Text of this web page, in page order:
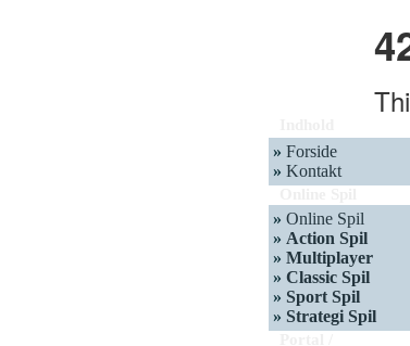
» Forside
» Kontakt
» Online Spil
» Action Spil
» Multiplayer
» Classic Spil
» Sport Spil
» Strategi Spil